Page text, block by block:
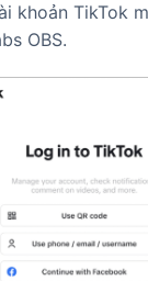
khoản TikTok
OBS.